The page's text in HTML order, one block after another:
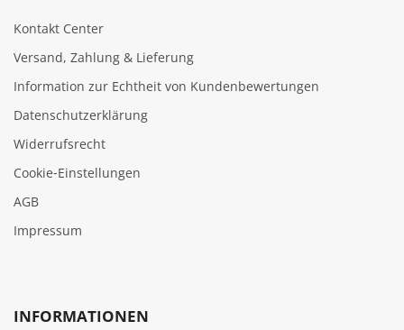
Kontakt Center
Versand, Zahlung & Lieferung
Information zur Echtheit von Kundenbewertungen
Datenschutzerklärung
Widerrufsrecht
Cookie‑Einstellungen
AGB
Impressum
INFORMATIONEN